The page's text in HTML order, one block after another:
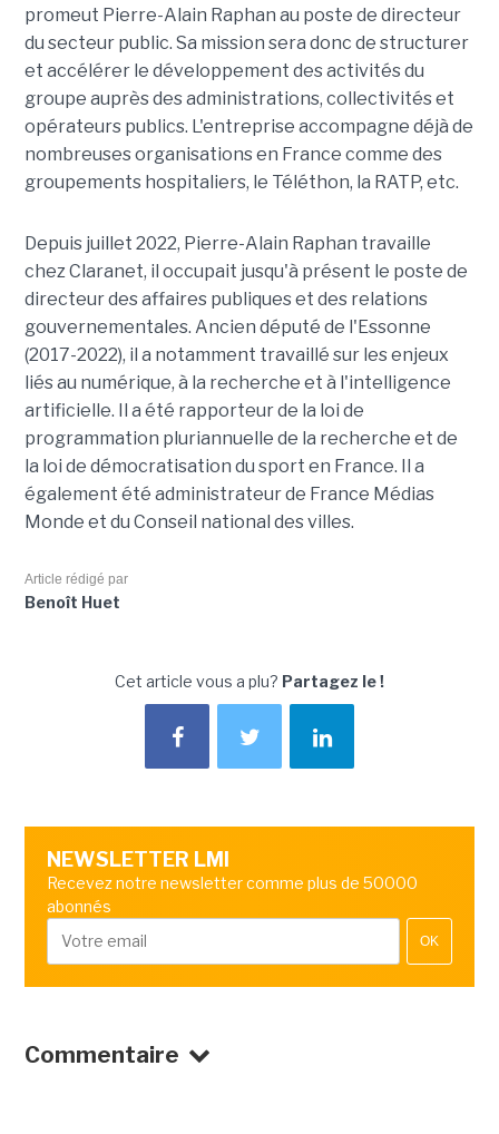
promeut Pierre-Alain Raphan au poste de directeur
du secteur public. Sa mission sera donc de structurer
et accélérer le développement des activités du
groupe auprès des administrations, collectivités et
opérateurs publics. L'entreprise accompagne déjà de
nombreuses organisations en France comme des
groupements hospitaliers, le Téléthon, la RATP, etc.
Depuis juillet 2022, Pierre-Alain Raphan travaille
chez Claranet, il occupait jusqu'à présent le poste de
directeur des affaires publiques et des relations
gouvernementales. Ancien député de l'Essonne
(2017-2022), il a notamment travaillé sur les enjeux
liés au numérique, à la recherche et à l'intelligence
artificielle. Il a été rapporteur de la loi de
programmation pluriannuelle de la recherche et de
la loi de démocratisation du sport en France. Il a
également été administrateur de France Médias
Monde et du Conseil national des villes.
Article rédigé par
Benoît Huet
Cet article vous a plu? Partagez le !
NEWSLETTER LMI
Recevez notre newsletter comme plus de 50000
abonnés
OK
Commentaire